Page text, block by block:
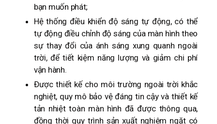
bạn muốn phát;
Hệ thống điều khiển độ sáng tự động, có thể
tự động điều chỉnh độ sáng của màn hình theo
sự thay đổi của ánh sáng xung quanh ngoài
trời, để tiết kiệm năng lượng và giảm chi phí
vận hành.
Được thiết kế cho môi trường ngoài trời khắc
nghiệt, quy mô bảo vệ đáng tin cậy và thiết kế
tản nhiệt toàn màn hình đã được thông qua,
đồng thời quy trình sản xuất nghiêm ngặt có